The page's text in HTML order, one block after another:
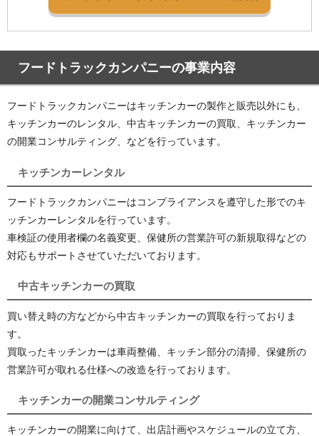
フードトラックカンパニーの事業内容
フードトラックカンパニーはキッチンカーの製作と販売以外にも、
キッチンカーのレンタル、中古キッチンカーの買取、キッチンカー
の開業コンサルティング、などを行っています。
キッチンカーレンタル
フードトラックカンパニーはコンプライアンスを遵守した形でのキ
ッチンカーレンタルを行っています。
車検証の使用者欄の名義変更、保健所の営業許可の新規取得などの
対応もサポートさせていただいております。
中古キッチンカーの買取
買い替え時の方などから中古キッチンカーの買取を行っておりま
す。
買取ったキッチンカーは車両整備、キッチン部分の清掃、保健所の
営業許可が取れる仕様への改造を行っております。
キッチンカーの開業コンサルティング
キッチンカーの開業に向けて、出店計画やスケジュールの立て方、